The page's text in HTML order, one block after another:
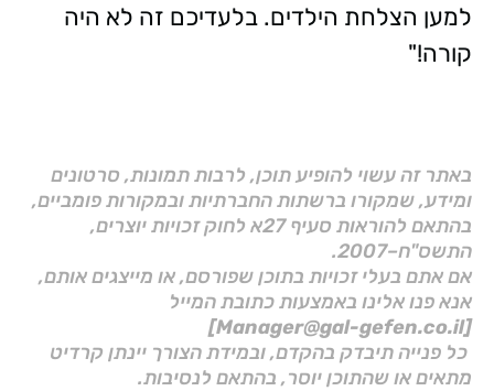
למען הצלחת הילדים. בלעדיכם זה לא היה
קורה!"
באתר זה עשוי להופיע תוכן, לרבות תמונות, סרטונים
ומידע, שמקורו ברשתות החברתיות ובמקורות פומביים,
בהתאם להוראות סעיף 27א לחוק זכויות יוצרים,
התשס"ח–2007.
אם אתם בעלי זכויות בתוכן שפורסם, או מייצגים אותם,
אנא פנו אלינו באמצעות כתובת המייל
[Manager@gal-gefen.co.il]
כל פנייה תיבדק בהקדם, ובמידת הצורך יינתן קרדיט
מתאים או שהתוכן יוסר, בהתאם לנסיבות.